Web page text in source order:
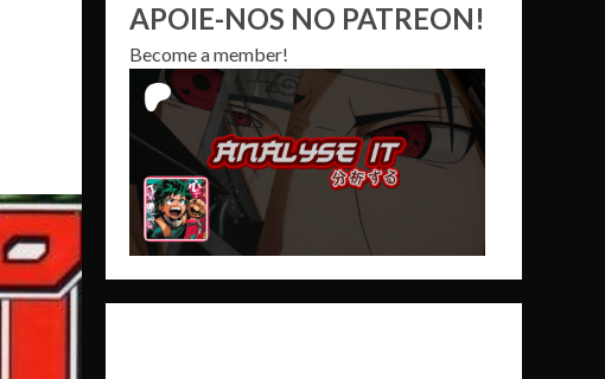
APOIE-NOS NO PATREON!
Become a member!